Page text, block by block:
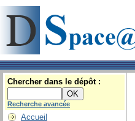
Chercher dans le dépôt :
Recherche avancée
Accueil